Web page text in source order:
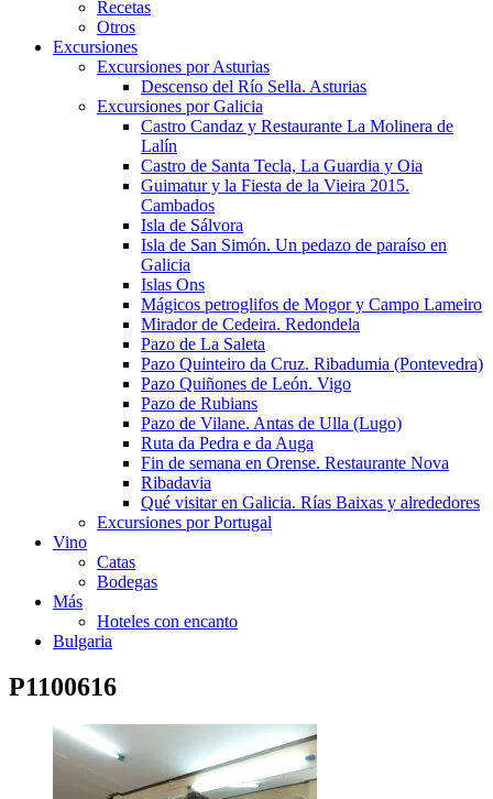
Recetas
Otros
Excursiones
Excursiones por Asturias
Descenso del Río Sella. Asturias
Excursiones por Galicia
Castro Candaz y Restaurante La Molinera de
Lalín
Castro de Santa Tecla, La Guardia y Oia
Guimatur y la Fiesta de la Vieira 2015.
Cambados
Isla de Sálvora
Isla de San Simón. Un pedazo de paraíso en
Galicia
Islas Ons
Mágicos petroglifos de Mogor y Campo Lameiro
Mirador de Cedeira. Redondela
Pazo de La Saleta
Pazo Quinteiro da Cruz. Ribadumia (Pontevedra)
Pazo Quiñones de León. Vigo
Pazo de Rubians
Pazo de Vilane. Antas de Ulla (Lugo)
Ruta da Pedra e da Auga
Fin de semana en Orense. Restaurante Nova
Ribadavia
Qué visitar en Galicia. Rías Baixas y alrededores
Excursiones por Portugal
Vino
Catas
Bodegas
Más
Hoteles con encanto
Bulgaria
P1100616